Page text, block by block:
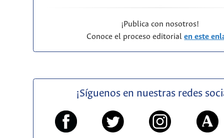
¡Publica con nosotros!
Conoce el proceso editorialen este
¡Síguenos en nuestras redes